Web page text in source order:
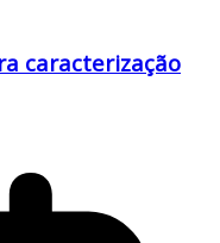
caracterização